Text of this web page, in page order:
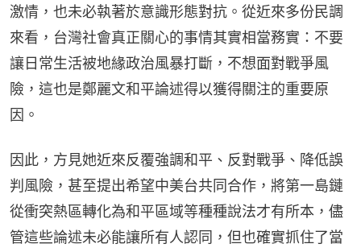
激情，也未必執著於意識形態對抗。從近來多份民調
來看，台灣社會真正關心的事情其實相當務實：不要
讓日常生活被地緣政治風暴打斷，不想面對戰爭風
險，這也是鄭麗文和平論述得以獲得關注的重要原
因。
因此，方見她近來反覆強調和平、反對戰爭、降低誤
判風險，甚至提出希望中美台共同合作，將第一島鏈
從衝突熱區轉化為和平區域等種種說法才有所本，儘
管這些論述未必能讓所有人認同，但也確實抓住了當